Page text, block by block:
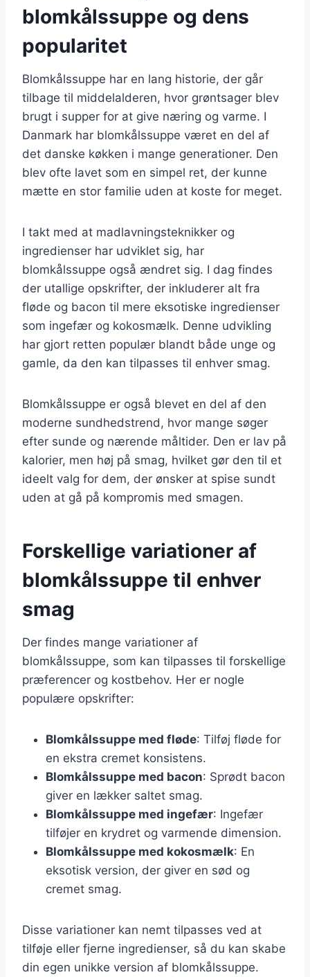
blomkålssuppe og dens
popularitet
Blomkålssuppe har en lang historie, der går
tilbage til middelalderen, hvor grøntsager blev
brugt i supper for at give næring og varme. I
Danmark har blomkålssuppe været en del af
det danske køkken i mange generationer. Den
blev ofte lavet som en simpel ret, der kunne
mætte en stor familie uden at koste for meget.
I takt med at madlavningsteknikker og
ingredienser har udviklet sig, har
blomkålssuppe også ændret sig. I dag findes
der utallige opskrifter, der inkluderer alt fra
fløde og bacon til mere eksotiske ingredienser
som ingefær og kokosmælk. Denne udvikling
har gjort retten populær blandt både unge og
gamle, da den kan tilpasses til enhver smag.
Blomkålssuppe er også blevet en del af den
moderne sundhedstrend, hvor mange søger
efter sunde og nærende måltider. Den er lav på
kalorier, men høj på smag, hvilket gør den til et
ideelt valg for dem, der ønsker at spise sundt
uden at gå på kompromis med smagen.
Forskellige variationer af
blomkålssuppe til enhver
smag
Der findes mange variationer af
blomkålssuppe, som kan tilpasses til forskellige
præferencer og kostbehov. Her er nogle
populære opskrifter:
Blomkålssuppe med fløde: Tilføj fløde for
en ekstra cremet konsistens.
Blomkålssuppe med bacon: Sprødt bacon
giver en lækker saltet smag.
Blomkålssuppe med ingefær: Ingefær
tilføjer en krydret og varmende dimension.
Blomkålssuppe med kokosmælk: En
eksotisk version, der giver en sød og
cremet smag.
Disse variationer kan nemt tilpasses ved at
tilføje eller fjerne ingredienser, så du kan skabe
din egen unikke version af blomkålssuppe.